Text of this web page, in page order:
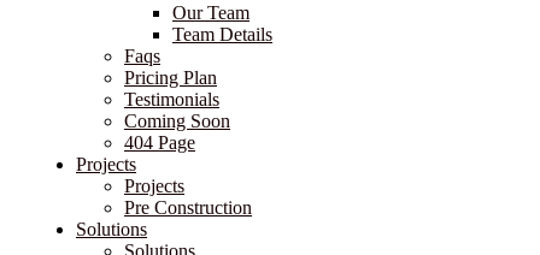
Our Team
Team Details
Faqs
Pricing Plan
Testimonials
Coming Soon
404 Page
Projects
Projects
Pre Construction
Solutions
Solutions